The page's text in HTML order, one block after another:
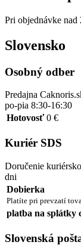
Pri objednávke
Slovensko
Osobný odber
Predajna
po-pia 8:30-16:30
Hotovosť 0 €
Kuriér SDS
Doručenie
dni
Dobierka
Platíte pri prevzatí
platba na splátky
Slovenská